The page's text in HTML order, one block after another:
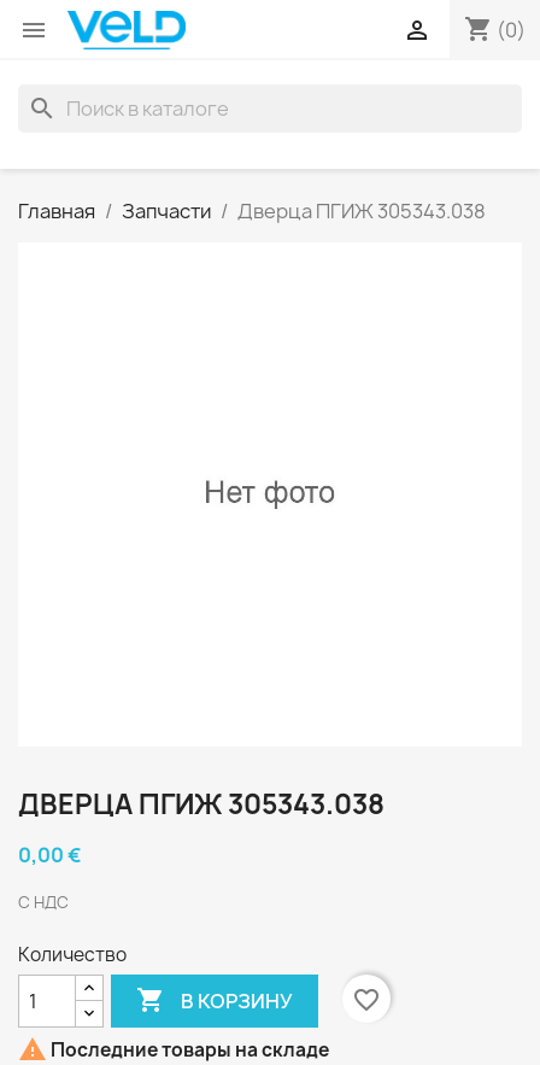
 shopping_cart (0)

search
Главная Запчасти Дверца ПГИЖ 305343.038
ДВЕРЦА ПГИЖ 305343.038
0,00 €
С НДС
Количество
 В КОРЗИНУ
favorite_border
 Последние товары на складе